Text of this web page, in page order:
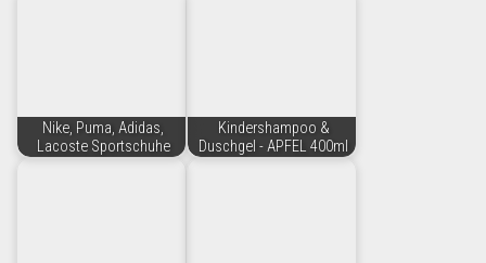
Nike, Puma, Adidas,
Lacoste Sportschuhe
Kindershampoo &
Duschgel - APFEL 400ml